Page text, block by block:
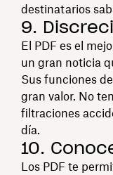
destinatarios
9.
El PDF es el
un gran noticia
Sus funciones
gran valor. No
filtraciones
día.
10.
Los PDF te